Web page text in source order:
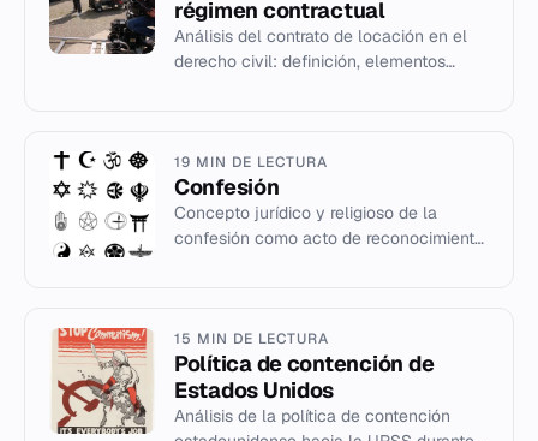
régimen contractual
Análisis del contrato de locación en el
derecho civil: definición, elementos
19 MIN DE LECTURA
Confesión
Concepto jurídico y religioso de la
confesión como acto de reconocimiento
15 MIN DE LECTURA
Política de contención de
Estados Unidos
Análisis de la política de contención